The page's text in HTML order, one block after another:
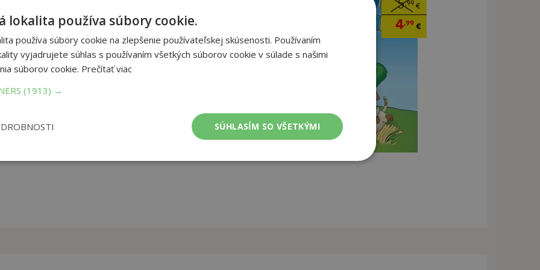
obľúbené medzi našimi najmenšími. Poďte si ich hovoriť so
manželov Izákovcov. Riekanky ako Zajačik v jamôčke sedí
máčik môžu deti dopĺňať tiež pohybovými aktivitami. Užite
Pevná bez přebalu lesklá
5,99 €
4,99€
lokalita používa súbory cookie.
používa súbory cookie na zlepšenie používateľskej skúsenosti. Používaním
vyjadrujete súhlas s používaním všetkých súborov cookie v súlade s našimi
súborov cookie. Prečítať viac
(1913) →
SÚHLASÍM SO VŠETKÝMI